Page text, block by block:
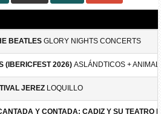
BEATLES GLORY NIGHTS CONCERTS
(IBERICFEST 2026) ASLÁNDTICOS +
JEREZ LOQUILLO
Y CONTADA: CADIZ Y SU TEATRO